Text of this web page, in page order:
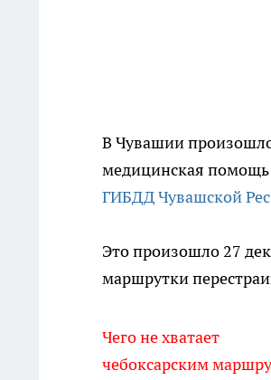
В Чувашии
медицинская помощь
ГИБДД Чувашской
Это произошло 27
маршрутки
Чего не хватает
чебоксарским